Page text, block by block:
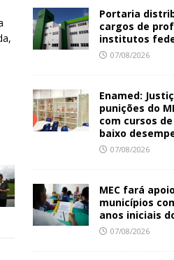
Portaria
cargos de
institutos
07/08/2026
Enamed:
punições do
com cursos
baixo
07/08/2026
MEC fará
municípios
anos iniciais
07/08/2026